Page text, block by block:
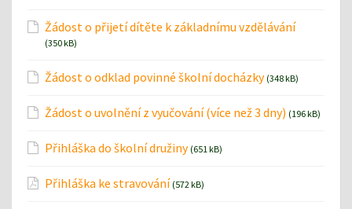
Žádost o přijetí dítěte k základnímu vzdělávání
(350 kB)
Žádost o odklad povinné školní docházky (348 kB)
Žádost o uvolnění z vyučování (více než 3 dny) (196 kB)
Přihláška do školní družiny (651 kB)
Přihláška ke stravování (572 kB)